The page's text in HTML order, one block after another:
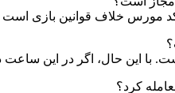
کد مورس خلاف قوانین بازی